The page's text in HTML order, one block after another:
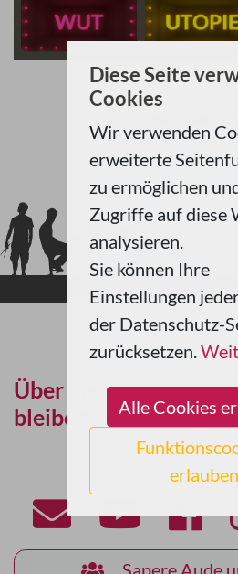
Diese Seite
Cookies
Wir verwenden
erweiterte
zu ermöglichen
Zugriffe auf diese
analysieren.
Sie können Ihre
Einstellungen
der Datenschutz-
zurücksetzen.
Alle Cookies
erlauben
Über unsere Info-
bleiben